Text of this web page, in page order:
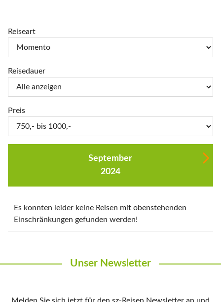
Reiseart
Reisedauer
Preis
September
2024
Es konnten leider keine Reisen mit obenstehenden
Einschränkungen gefunden werden!
Unser Newsletter